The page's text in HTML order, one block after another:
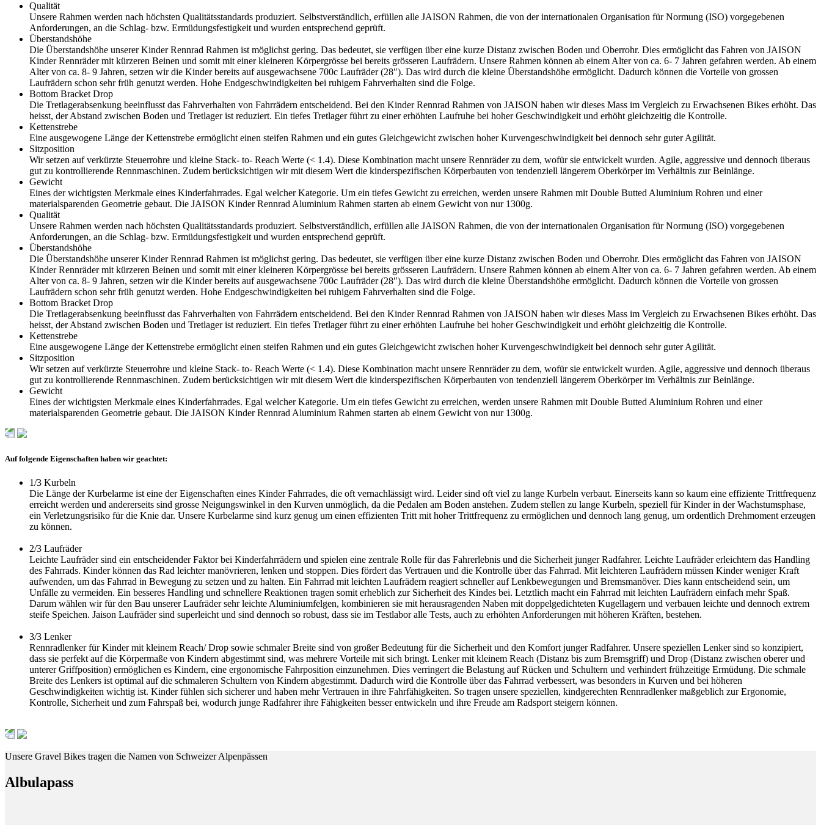
Qualität
Unsere Rahmen werden nach höchsten Qualitätsstandards produziert. Selbstverständlich, erfüllen alle JAISON Rahmen, die von der internationalen Organisation für Normung (ISO) vorgegebenen
Anforderungen, an die Schlag- bzw. Ermüdungsfestigkeit und wurden entsprechend geprüft.
Überstandshöhe
Die Überstandshöhe unserer Kinder Rennrad Rahmen ist möglichst gering. Das bedeutet, sie verfügen über eine kurze Distanz zwischen Boden und Oberrohr. Dies ermöglicht das Fahren von JAISON
Kinder Rennräder mit kürzeren Beinen und somit mit einer kleineren Körpergrösse bei bereits grösseren Laufrädern. Unsere Rahmen können ab einem Alter von ca. 6- 7 Jahren gefahren werden. Ab einem
Alter von ca. 8- 9 Jahren, setzen wir die Kinder bereits auf ausgewachsene 700c Laufräder (28″). Das wird durch die kleine Überstandshöhe ermöglicht. Dadurch können die Vorteile von grossen
Laufrädern schon sehr früh genutzt werden. Hohe Endgeschwindigkeiten bei ruhigem Fahrverhalten sind die Folge.
Bottom Bracket Drop
Die Tretlagerabsenkung beeinflusst das Fahrverhalten von Fahrrädern entscheidend. Bei den Kinder Rennrad Rahmen von JAISON haben wir dieses Mass im Vergleich zu Erwachsenen Bikes erhöht. Das
heisst, der Abstand zwischen Boden und Tretlager ist reduziert. Ein tiefes Tretlager führt zu einer erhöhten Laufruhe bei hoher Geschwindigkeit und erhöht gleichzeitig die Kontrolle.
Kettenstrebe
Eine ausgewogene Länge der Kettenstrebe ermöglicht einen steifen Rahmen und ein gutes Gleichgewicht zwischen hoher Kurvengeschwindigkeit bei dennoch sehr guter Agilität.
Sitzposition
Wir setzen auf verkürzte Steuerrohre und kleine Stack- to- Reach Werte (< 1.4). Diese Kombination macht unsere Rennräder zu dem, wofür sie entwickelt wurden. Agile, aggressive und dennoch überaus
gut zu kontrollierende Rennmaschinen. Zudem berücksichtigen wir mit diesem Wert die kinderspezifischen Körperbauten von tendenziell längerem Oberkörper im Verhältnis zur Beinlänge.
Gewicht
Eines der wichtigsten Merkmale eines Kinderfahrrades. Egal welcher Kategorie. Um ein tiefes Gewicht zu erreichen, werden unsere Rahmen mit Double Butted Aluminium Rohren und einer
materialsparenden Geometrie gebaut. Die JAISON Kinder Rennrad Aluminium Rahmen starten ab einem Gewicht von nur 1300g.
Qualität
Unsere Rahmen werden nach höchsten Qualitätsstandards produziert. Selbstverständlich, erfüllen alle JAISON Rahmen, die von der internationalen Organisation für Normung (ISO) vorgegebenen
Anforderungen, an die Schlag- bzw. Ermüdungsfestigkeit und wurden entsprechend geprüft.
Überstandshöhe
Die Überstandshöhe unserer Kinder Rennrad Rahmen ist möglichst gering. Das bedeutet, sie verfügen über eine kurze Distanz zwischen Boden und Oberrohr. Dies ermöglicht das Fahren von JAISON
Kinder Rennräder mit kürzeren Beinen und somit mit einer kleineren Körpergrösse bei bereits grösseren Laufrädern. Unsere Rahmen können ab einem Alter von ca. 6- 7 Jahren gefahren werden. Ab einem
Alter von ca. 8- 9 Jahren, setzen wir die Kinder bereits auf ausgewachsene 700c Laufräder (28″). Das wird durch die kleine Überstandshöhe ermöglicht. Dadurch können die Vorteile von grossen
Laufrädern schon sehr früh genutzt werden. Hohe Endgeschwindigkeiten bei ruhigem Fahrverhalten sind die Folge.
Bottom Bracket Drop
Die Tretlagerabsenkung beeinflusst das Fahrverhalten von Fahrrädern entscheidend. Bei den Kinder Rennrad Rahmen von JAISON haben wir dieses Mass im Vergleich zu Erwachsenen Bikes erhöht. Das
heisst, der Abstand zwischen Boden und Tretlager ist reduziert. Ein tiefes Tretlager führt zu einer erhöhten Laufruhe bei hoher Geschwindigkeit und erhöht gleichzeitig die Kontrolle.
Kettenstrebe
Eine ausgewogene Länge der Kettenstrebe ermöglicht einen steifen Rahmen und ein gutes Gleichgewicht zwischen hoher Kurvengeschwindigkeit bei dennoch sehr guter Agilität.
Sitzposition
Wir setzen auf verkürzte Steuerrohre und kleine Stack- to- Reach Werte (< 1.4). Diese Kombination macht unsere Rennräder zu dem, wofür sie entwickelt wurden. Agile, aggressive und dennoch überaus
gut zu kontrollierende Rennmaschinen. Zudem berücksichtigen wir mit diesem Wert die kinderspezifischen Körperbauten von tendenziell längerem Oberkörper im Verhältnis zur Beinlänge.
Gewicht
Eines der wichtigsten Merkmale eines Kinderfahrrades. Egal welcher Kategorie. Um ein tiefes Gewicht zu erreichen, werden unsere Rahmen mit Double Butted Aluminium Rohren und einer
materialsparenden Geometrie gebaut. Die JAISON Kinder Rennrad Aluminium Rahmen starten ab einem Gewicht von nur 1300g.
Auf folgende Eigenschaften haben wir geachtet:
1/3 Kurbeln
Die Länge der Kurbelarme ist eine der Eigenschaften eines Kinder Fahrrades, die oft vernachlässigt wird. Leider sind oft viel zu lange Kurbeln verbaut. Einerseits kann so kaum eine effiziente Trittfrequenz
erreicht werden und andererseits sind grosse Neigungswinkel in den Kurven unmöglich, da die Pedalen am Boden anstehen. Zudem stellen zu lange Kurbeln, speziell für Kinder in der Wachstumsphase,
ein Verletzungsrisiko für die Knie dar. Unsere Kurbelarme sind kurz genug um einen effizienten Tritt mit hoher Trittfrequenz zu ermöglichen und dennoch lang genug, um ordentlich Drehmoment erzeugen
zu können.
2/3 Laufräder
Leichte Laufräder sind ein entscheidender Faktor bei Kinderfahrrädern und spielen eine zentrale Rolle für das Fahrerlebnis und die Sicherheit junger Radfahrer. Leichte Laufräder erleichtern das Handling
des Fahrrads. Kinder können das Rad leichter manövrieren, lenken und stoppen. Dies fördert das Vertrauen und die Kontrolle über das Fahrrad. Mit leichteren Laufrädern müssen Kinder weniger Kraft
aufwenden, um das Fahrrad in Bewegung zu setzen und zu halten. Ein Fahrrad mit leichten Laufrädern reagiert schneller auf Lenkbewegungen und Bremsmanöver. Dies kann entscheidend sein, um
Unfälle zu vermeiden. Ein besseres Handling und schnellere Reaktionen tragen somit erheblich zur Sicherheit des Kindes bei. Letztlich macht ein Fahrrad mit leichten Laufrädern einfach mehr Spaß.
Darum wählen wir für den Bau unserer Laufräder sehr leichte Aluminiumfelgen, kombinieren sie mit herausragenden Naben mit doppelgedichteten Kugellagern und verbauen leichte und dennoch extrem
steife Speichen. Jaison Laufräder sind superleicht und sind dennoch so robust, dass sie im Testlabor alle Tests, auch zu erhöhten Anforderungen mit höheren Kräften, bestehen.
3/3 Lenker
Rennradlenker für Kinder mit kleinem Reach/ Drop sowie schmaler Breite sind von großer Bedeutung für die Sicherheit und den Komfort junger Radfahrer. Unsere speziellen Lenker sind so konzipiert,
dass sie perfekt auf die Körpermaße von Kindern abgestimmt sind, was mehrere Vorteile mit sich bringt. Lenker mit kleinem Reach (Distanz bis zum Bremsgriff) und Drop (Distanz zwischen oberer und
unterer Griffposition) ermöglichen es Kindern, eine ergonomische Fahrposition einzunehmen. Dies verringert die Belastung auf Rücken und Schultern und verhindert frühzeitige Ermüdung. Die schmale
Breite des Lenkers ist optimal auf die schmaleren Schultern von Kindern abgestimmt. Dadurch wird die Kontrolle über das Fahrrad verbessert, was besonders in Kurven und bei höheren
Geschwindigkeiten wichtig ist. Kinder fühlen sich sicherer und haben mehr Vertrauen in ihre Fahrfähigkeiten. So tragen unsere speziellen, kindgerechten Rennradlenker maßgeblich zur Ergonomie,
Kontrolle, Sicherheit und zum Fahrspaß bei, wodurch junge Radfahrer ihre Fähigkeiten besser entwickeln und ihre Freude am Radsport steigern können.
Unsere Gravel Bikes tragen die Namen von Schweizer Alpenpässen
Albulapass